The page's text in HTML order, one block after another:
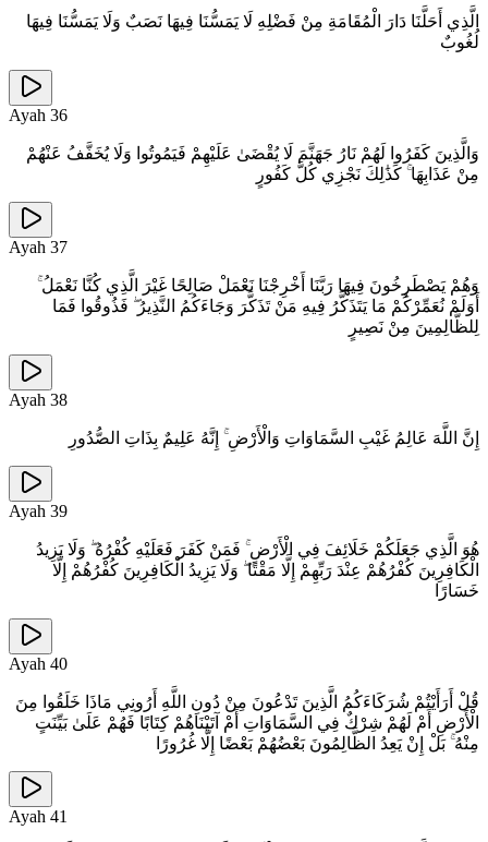
الَّذِي أَحَلَّنَا دَارَ الْمُقَامَةِ مِنْ فَضْلِهِ لَا يَمَسُّنَا فِيهَا نَصَبٌ وَلَا يَمَسُّنَا فِيهَا
لُغُوبٌ
Ayah 36
وَالَّذِينَ كَفَرُوا لَهُمْ نَارُ جَهَنَّمَ لَا يُقْضَىٰ عَلَيْهِمْ فَيَمُوتُوا وَلَا يُخَفَّفُ عَنْهُمْ
مِنْ عَذَابِهَا ۚ كَذَٰلِكَ نَجْزِي كُلَّ كَفُورٍ
Ayah 37
وَهُمْ يَصْطَرِخُونَ فِيهَا رَبَّنَا أَخْرِجْنَا نَعْمَلْ صَالِحًا غَيْرَ الَّذِي كُنَّا نَعْمَلُ ۚ
أَوَلَمْ نُعَمِّرْكُمْ مَا يَتَذَكَّرُ فِيهِ مَنْ تَذَكَّرَ وَجَاءَكُمُ النَّذِيرُ ۖ فَذُوقُوا فَمَا
لِلظَّالِمِينَ مِنْ نَصِيرٍ
Ayah 38
إِنَّ اللَّهَ عَالِمُ غَيْبِ السَّمَاوَاتِ وَالْأَرْضِ ۚ إِنَّهُ عَلِيمٌ بِذَاتِ الصُّدُورِ
Ayah 39
هُوَ الَّذِي جَعَلَكُمْ خَلَائِفَ فِي الْأَرْضِ ۚ فَمَنْ كَفَرَ فَعَلَيْهِ كُفْرُهُ ۖ وَلَا يَزِيدُ
الْكَافِرِينَ كُفْرُهُمْ عِنْدَ رَبِّهِمْ إِلَّا مَقْتًا ۖ وَلَا يَزِيدُ الْكَافِرِينَ كُفْرُهُمْ إِلَّا
خَسَارًا
Ayah 40
قُلْ أَرَأَيْتُمْ شُرَكَاءَكُمُ الَّذِينَ تَدْعُونَ مِنْ دُونِ اللَّهِ أَرُونِي مَاذَا خَلَقُوا مِنَ
الْأَرْضِ أَمْ لَهُمْ شِرْكٌ فِي السَّمَاوَاتِ أَمْ آتَيْنَاهُمْ كِتَابًا فَهُمْ عَلَىٰ بَيِّنَتٍ
مِنْهُ ۚ بَلْ إِنْ يَعِدُ الظَّالِمُونَ بَعْضُهُمْ بَعْضًا إِلَّا غُرُورًا
Ayah 41